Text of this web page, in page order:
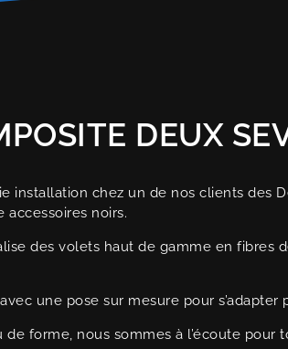
DEUX
installation chez un de nos clients des
accessoires noirs.
des volets haut de gamme en fibres
une pose sur mesure pour
forme, nous sommes à l’écoute pour